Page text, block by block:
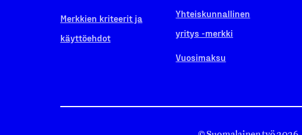
Merkkien kriteerit ja
käyttöehdot
Yhteiskunnallinen
yritys -merkki
Vuosimaksu